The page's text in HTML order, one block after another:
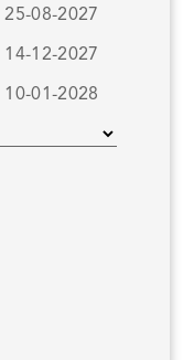
08-2027
12-2027
01-2028